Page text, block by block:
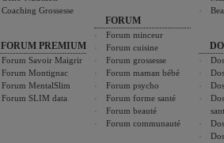
Coaching Grossesse
FORUM PREMIUM
Forum Savoir Maigrir
Forum Montignac
Forum MentalSlim
Forum SLIM data
FORUM
Forum minceur
Forum cuisine
Forum grossesse
Forum maman bébé
Forum psycho
Forum forme santé
Forum beauté
Forum communauté